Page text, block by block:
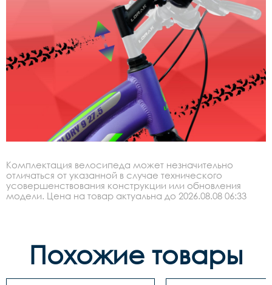
Комплектация велосипеда может незначительно
отличаться от указанной в случае технического
усовершенствования конструкции или обновления
модели. Цена на товар актуальна до 2026.08.08 06:33
Похожие товары